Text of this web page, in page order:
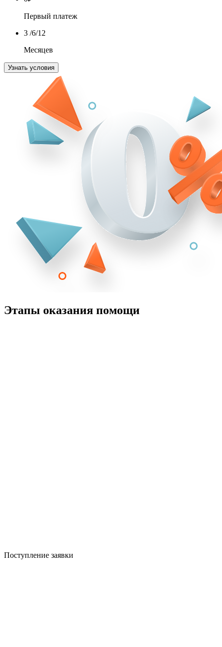
Первый платеж
3 /6/12
Месяцев
Узнать условия
Этапы оказания помощи
Поступление заявки